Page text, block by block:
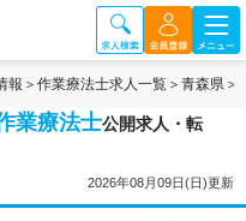
報 作業療法士求人一覧 青森県
業療法士公開求人・転
2026年08月09日(日)更新